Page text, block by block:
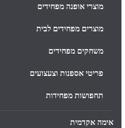
מוצרי אופנה מפחידים
מוצרים מפחידים לבית
משחקים מפחידים
פריטי אספנות וצעצועים
תחפושות מפחידות
אימה אקדמית